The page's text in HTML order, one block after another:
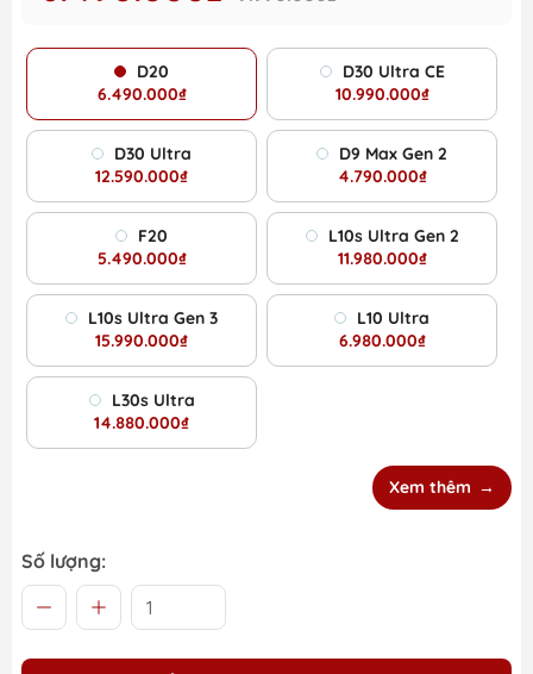
D20
6.490.000₫
D30 Ultra CE
10.990.000₫
D30 Ultra
12.590.000₫
D9 Max Gen 2
4.790.000₫
F20
5.490.000₫
L10s Ultra Gen 2
11.980.000₫
L10s Ultra Gen 3
15.990.000₫
L10 Ultra
6.980.000₫
L30s Ultra
14.880.000₫
Xem thêm
Số lượng: